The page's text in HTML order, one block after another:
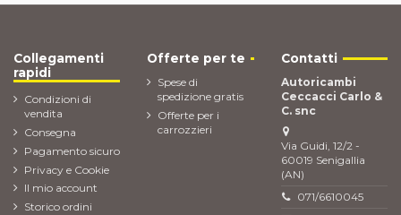
Collegamenti
rapidi
Condizioni di
vendita
Consegna
Pagamento sicuro
Privacy e Cookie
Il mio account
Storico ordini
Offerte per te
Spese di
spedizione gratis
Offerte per i
carrozzieri
Contatti
Autoricambi
Ceccacci Carlo &
C. snc
Via Guidi, 12/2 -
60019 Senigallia
(AN)
071/6610045